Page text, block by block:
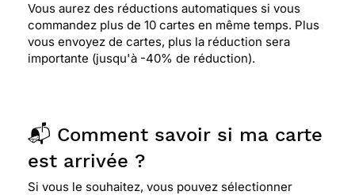
Vous aurez des réductions automatiques si vous
commandez plus de 10 cartes en même temps. Plus
vous envoyez de cartes, plus la réduction sera
importante (jusqu'à -40% de réduction).
📬 Comment savoir si ma carte
est arrivée ?
Si vous le souhaitez, vous pouvez sélectionner